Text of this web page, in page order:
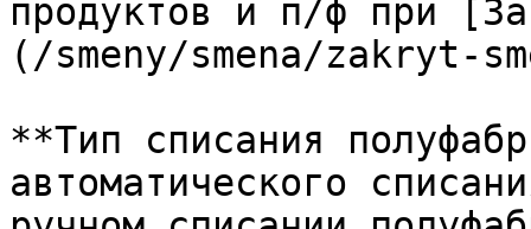
продуктов и п/ф при
(/smeny/smena/zakryt-
**Тип списания
автоматического